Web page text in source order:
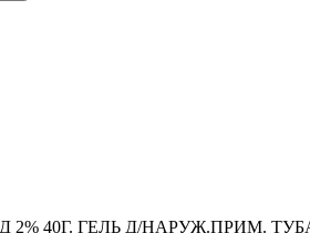
2% 40Г. ГЕЛЬ Д/НАРУЖ.ПРИМ.